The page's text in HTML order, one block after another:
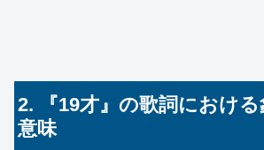
2. 『19才』の歌詞におけ
意味